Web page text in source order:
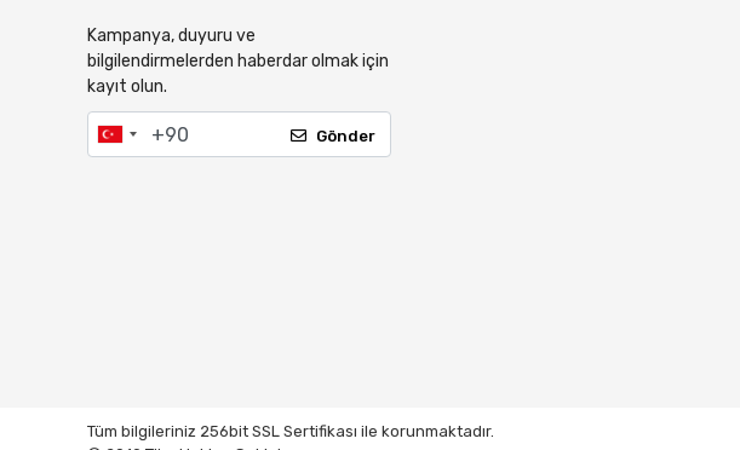
Kampanya, duyuru ve
bilgilendirmelerden haberdar olmak için
kayıt olun.
Gönder
Tüm bilgileriniz 256bit SSL Sertifikası ile korunmaktadır.